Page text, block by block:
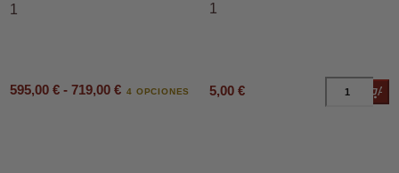
1
595,00 € - 719,00 € 4 OPCIONES
1
5,00 €